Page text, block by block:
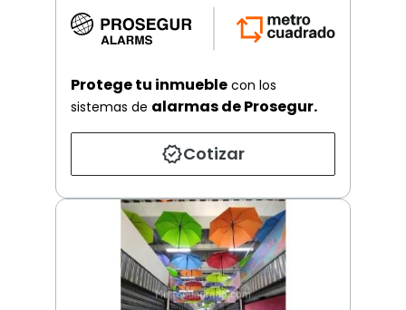
Protege tu inmueble con los
sistemas de alarmas de Prosegur.
Cotizar